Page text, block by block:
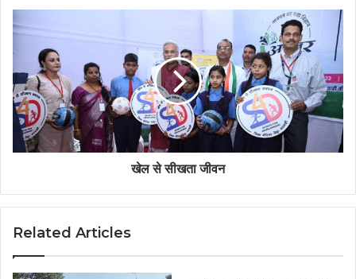
खेल से सीखता जीवन
Related Articles